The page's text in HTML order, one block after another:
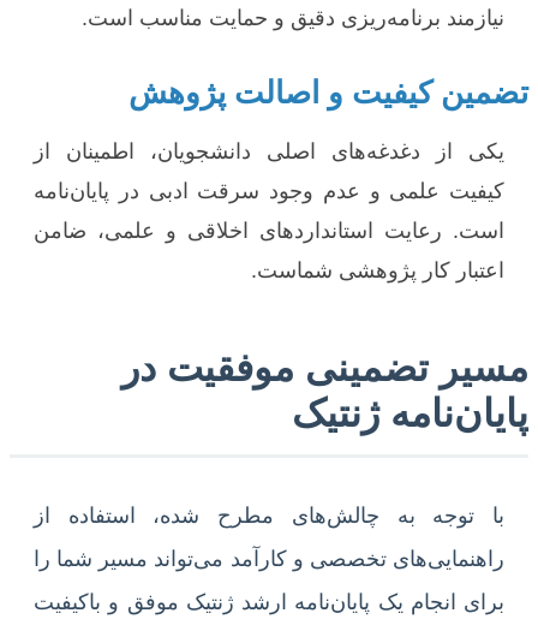
نیازمند برنامه‌ریزی دقیق و حمایت مناسب است.
تضمین کیفیت و اصالت پژوهش
یکی از دغدغه‌های اصلی دانشجویان، اطمینان از
کیفیت علمی و عدم وجود سرقت ادبی در پایان‌نامه
است. رعایت استانداردهای اخلاقی و علمی، ضامن
اعتبار کار پژوهشی شماست.
مسیر تضمینی موفقیت در
پایان‌نامه ژنتیک
با توجه به چالش‌های مطرح شده، استفاده از
راهنمایی‌های تخصصی و کارآمد می‌تواند مسیر شما را
برای انجام یک پایان‌نامه ارشد ژنتیک موفق و باکیفیت